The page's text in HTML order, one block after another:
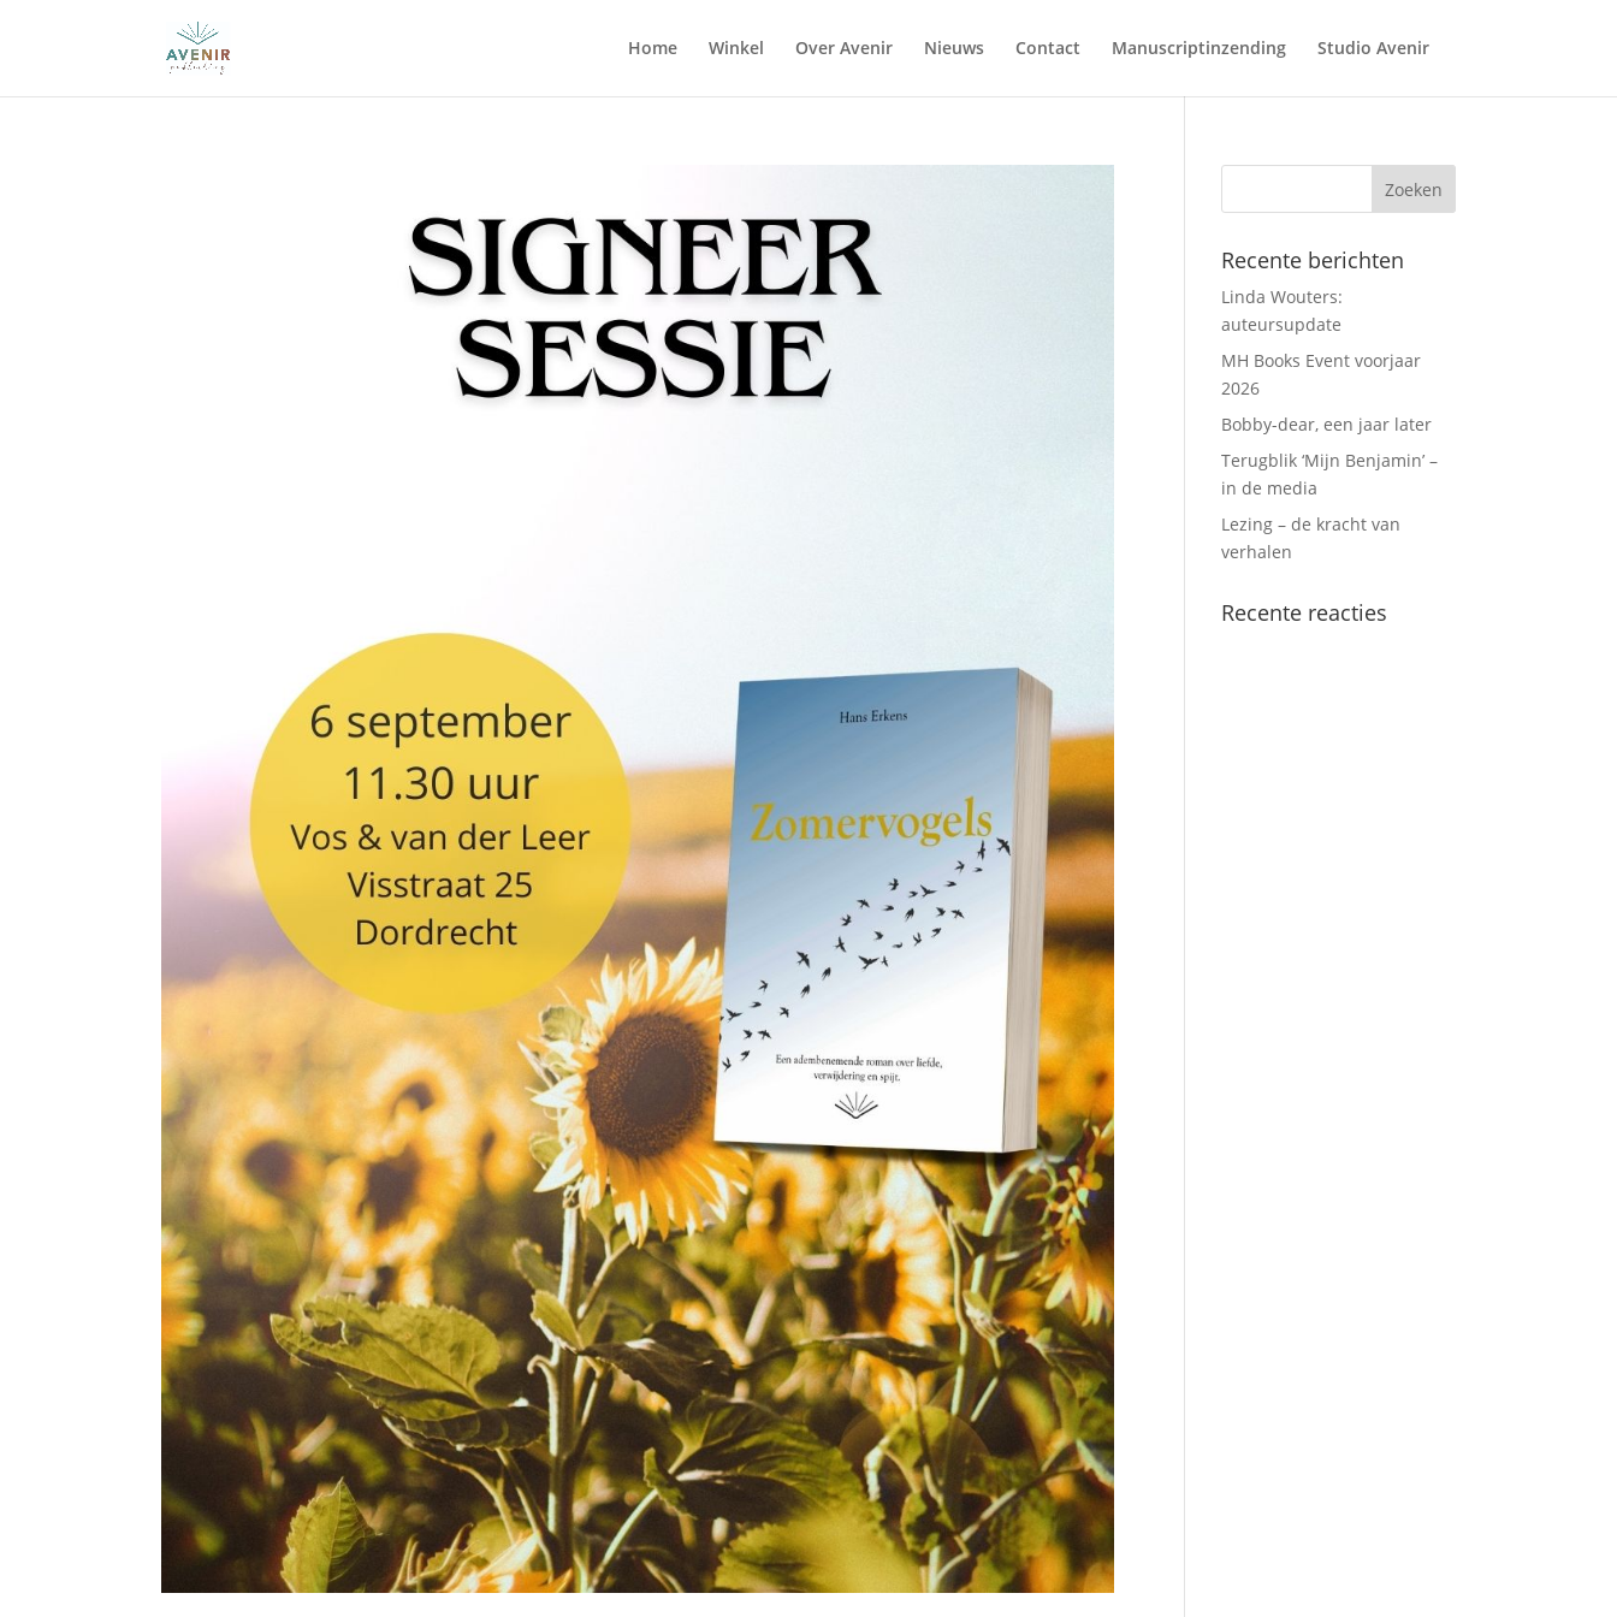
Home Winkel Over Avenir Nieuws Contact Manuscriptinzending Studio Avenir
Recente berichten
Linda Wouters:
auteursupdate
MH Books Event voorjaar
2026
Bobby-dear, een jaar later
Terugblik ‘Mijn Benjamin’ –
in de media
Lezing – de kracht van
verhalen
Recente reacties